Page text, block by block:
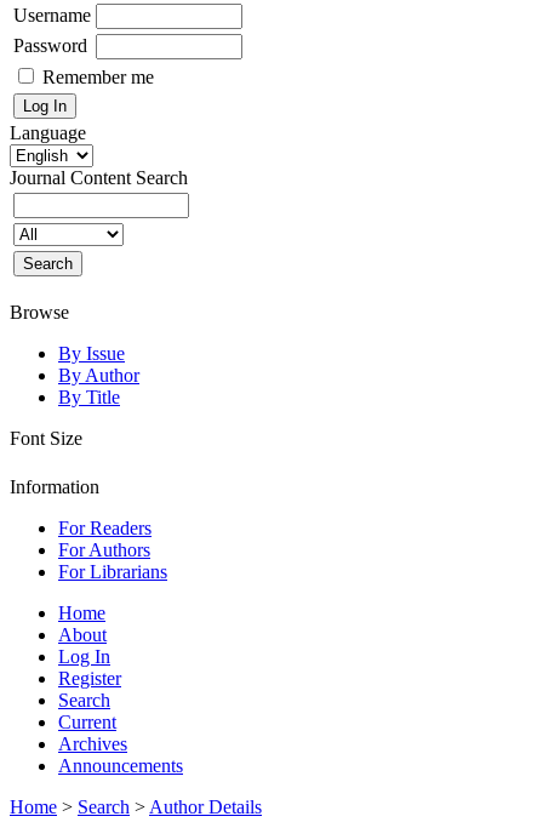
Username
Password
Remember me
Language
Journal Content Search
Browse
By Issue
By Author
By Title
Font Size
Information
For Readers
For Authors
For Librarians
Home
About
Log In
Register
Search
Current
Archives
Announcements
Home > Search > Author Details